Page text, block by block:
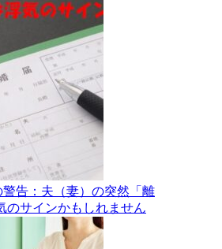
警告：夫（妻）の突然「離
のサインかもしれません